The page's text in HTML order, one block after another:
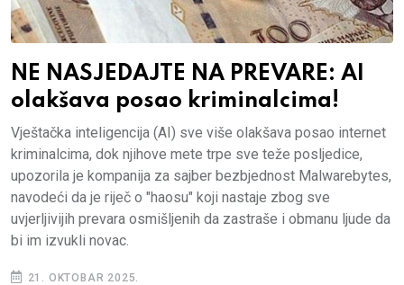
NE NASJEDAJTE NA PREVARE: AI
olakšava posao kriminalcima!
Vještačka inteligencija (AI) sve više olakšava posao internet
kriminalcima, dok njihove mete trpe sve teže posljedice,
upozorila je kompanija za sajber bezbjednost Malwarebytes,
navodeći da je riječ o "haosu" koji nastaje zbog sve
uvjerljivijih prevara osmišljenih da zastraše i obmanu ljude da
bi im izvukli novac.
21. OKTOBAR 2025.